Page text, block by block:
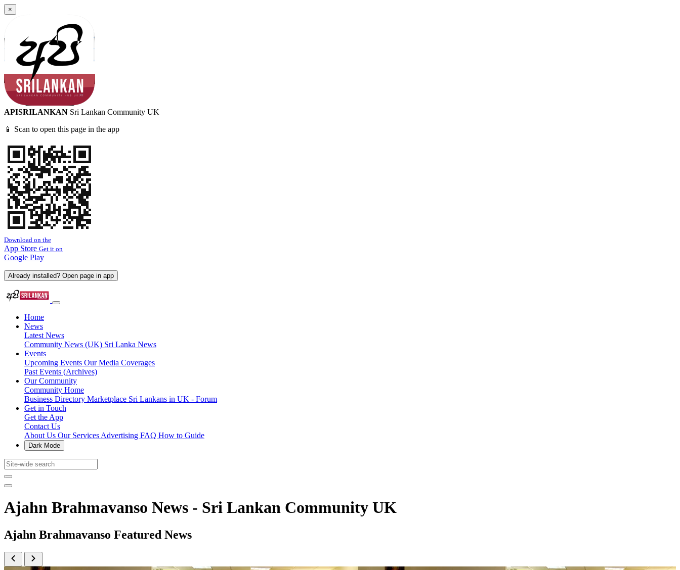
×
APISRILANKAN Sri Lankan Community UK
📱 Scan to open this page in the app
Download on the
App Store Get it on
Google Play
Already installed? Open page in app
Home
News
Latest News
Community News (UK) Sri Lanka News
Events
Upcoming Events Our Media Coverages
Past Events (Archives)
Our Community
Community Home
Business Directory Marketplace Sri Lankans in UK - Forum
Get in Touch
Get the App
Contact Us
About Us Our Services Advertising FAQ How to Guide
Dark Mode
Ajahn Brahmavanso News - Sri Lankan Community UK
Ajahn Brahmavanso Featured News